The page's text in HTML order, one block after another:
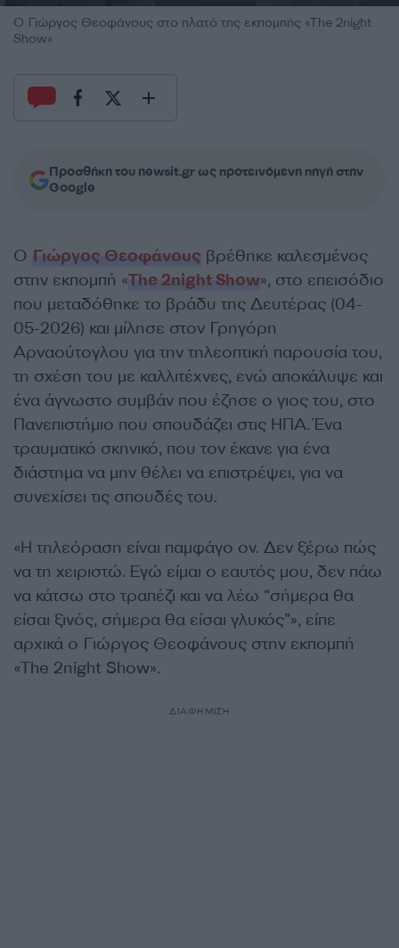
Ο Γιώργος Θεοφάνους στο πλατό της εκπομπής «The 2night
Show»
Προσθήκη του newsit.gr ως προτεινόμενη πηγή στην
Google
Ο Γιώργος Θεοφάνους βρέθηκε καλεσμένος
στην εκπομπή «The 2night Show», στο επεισόδιο
που μεταδόθηκε το βράδυ της Δευτέρας (04-
05-2026) και μίλησε στον Γρηγόρη
Αρναούτογλου για την τηλεοπτική παρουσία του,
τη σχέση του με καλλιτέχνες, ενώ αποκάλυψε και
ένα άγνωστο συμβάν που έζησε ο γιος του, στο
Πανεπιστήμιο που σπουδάζει στις ΗΠΑ. Ένα
τραυματικό σκηνικό, που τον έκανε για ένα
διάστημα να μην θέλει να επιστρέψει, για να
συνεχίσει τις σπουδές του.
«Η τηλεόραση είναι παμφάγο ον. Δεν ξέρω πώς
να τη χειριστώ. Εγώ είμαι ο εαυτός μου, δεν πάω
να κάτσω στο τραπέζι και να λέω “σήμερα θα
είσαι ξινός, σήμερα θα είσαι γλυκός”», είπε
αρχικά ο Γιώργος Θεοφάνους στην εκπομπή
«The 2night Show».
ΔΙΑΦΗΜΙΣΗ